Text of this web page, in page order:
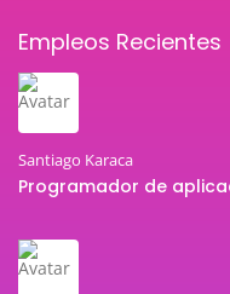
Empleos Recientes
Santiago Karaca
Programador de